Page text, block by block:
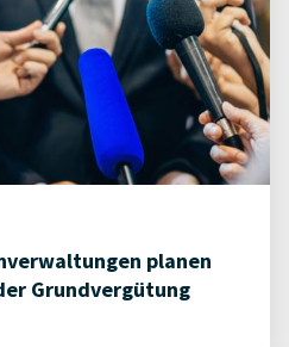
planen
Grundvergütung